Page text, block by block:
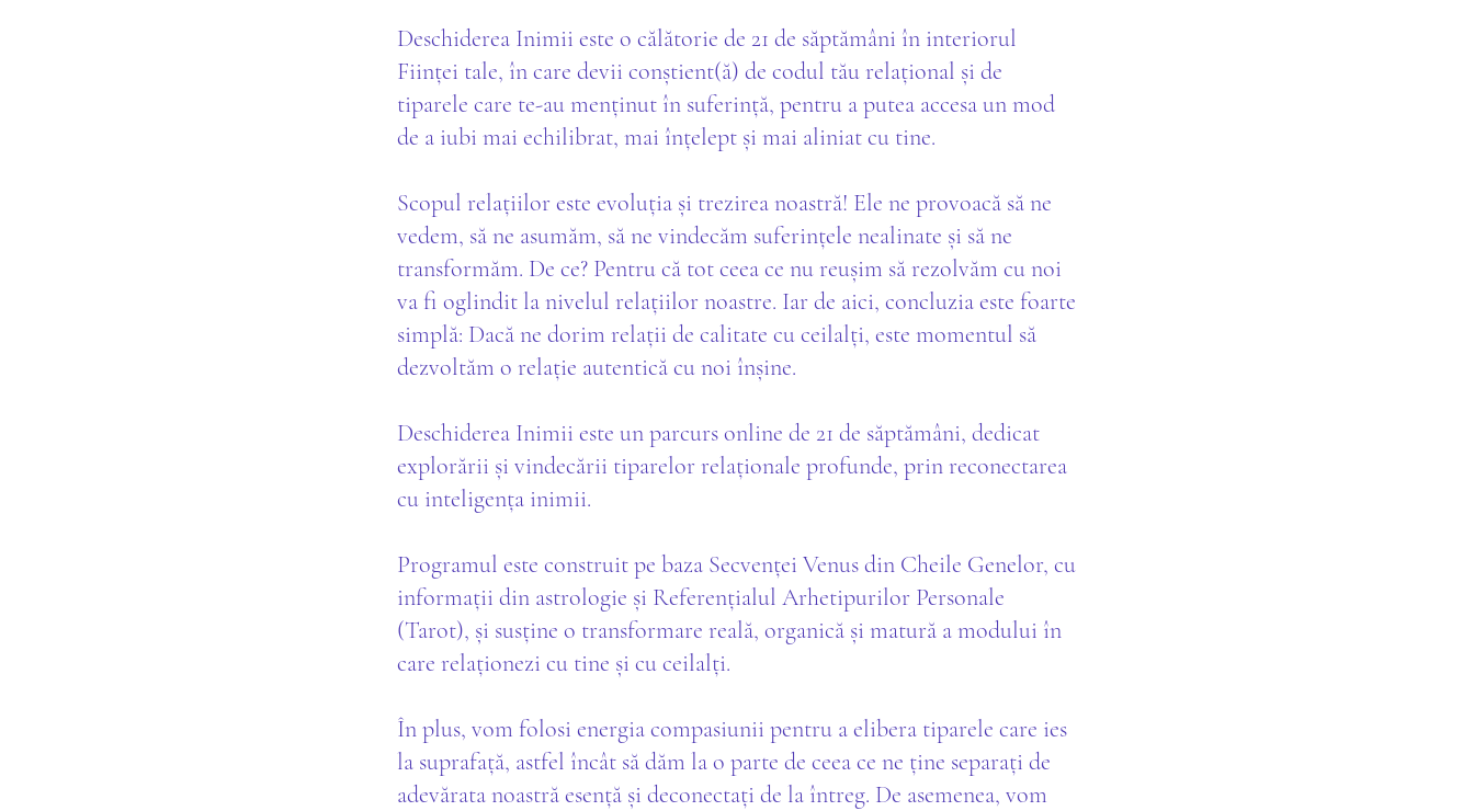
Deschiderea Inimii este o călătorie de 21 de săptămâni în interiorul
Ființei tale, în care devii conștient(ă) de codul tău relațional și de
tiparele care te-au menținut în suferință, pentru a putea accesa un mod
de a iubi mai echilibrat, mai înțelept și mai aliniat cu tine.
Scopul relațiilor este evoluția și trezirea noastră! Ele ne provoacă să ne
vedem, să ne asumăm, să ne vindecăm suferințele nealinate și să ne
transformăm. De ce? Pentru că tot ceea ce nu reușim să rezolvăm cu noi
va fi oglindit la nivelul relațiilor noastre. Iar de aici, concluzia este foarte
simplă: Dacă ne dorim relații de calitate cu ceilalți, este momentul să
dezvoltăm o relație autentică cu noi înșine.
​​Deschiderea Inimii este un parcurs online de 21 de săptămâni, dedicat
explorării și vindecării tiparelor relaționale profunde, prin reconectarea
cu inteligența inimii.
Programul este construit pe baza Secvenței Venus din Cheile Genelor, cu
informații din astrologie și Referențialul Arhetipurilor Personale
(Tarot), și susține o transformare reală, organică și matură a modului în
care relaționezi cu tine și cu ceilalți.
În plus, vom folosi energia compasiunii pentru a elibera tiparele care ies
la suprafață, astfel încât să dăm la o parte de ceea ce ne ține separați de
adevărata noastră esență și deconectați de la întreg. De asemenea, vom